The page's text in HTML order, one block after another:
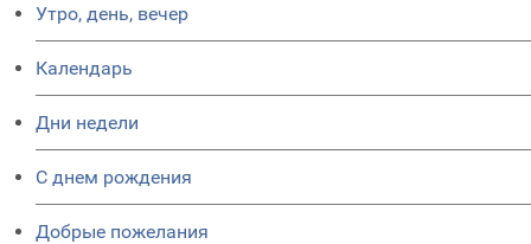
Утро, день, вечер
Календарь
Дни недели
C днем рождения
Добрые пожелания